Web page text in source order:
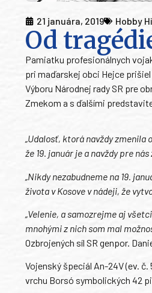
21 januára, 2019 Hobby
Od
Pamiatku profesionálnych
pri maďarskej obci Hejce
Výboru Národnej rady SR pre
Zmekom a s ďalšími
„Udalosť, ktorá navždy zmenila
že 19. január je a navždy pre
„Nikdy nezabudneme na 19.
života v Kosove v nádeji, že
„Velenie, a samozrejme aj
mnohými z nich som mal
Ozbrojených síl SR genpor.
Vojenský špeciál An-24V (ev.
vrchu Borsó symbolických 42